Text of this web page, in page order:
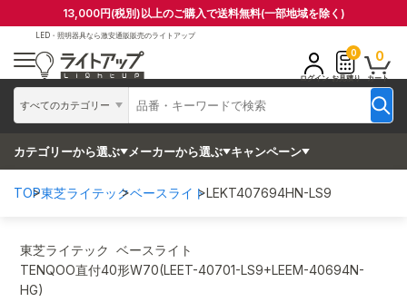
13,000円(税別)以上のご購入で送料無料(一部地域を除く)
LED・照明器具なら激安通販販売のライトアップ
すべてのカテゴリー
ログイン
0
お見積り
0
カート
カテゴリーから選ぶ メーカーから選ぶ キャンペーン
TOP東芝ライテックベースライトLEKT407694HN-LS9
東芝ライテック ベースライト
TENQOO直付40形W70(LEET-40701-LS9+LEEM-40694N-
HG)